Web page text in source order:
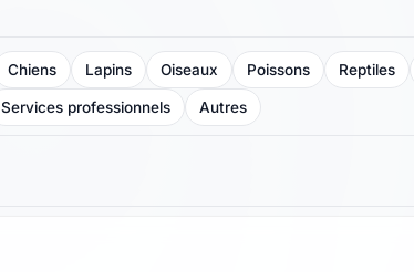
Chiens Lapins Oiseaux Poissons Reptiles
Services professionnels Autres